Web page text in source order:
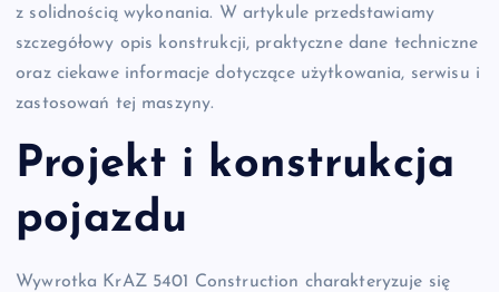
z solidnością wykonania. W artykule przedstawiamy
szczegółowy opis konstrukcji, praktyczne dane techniczne
oraz ciekawe informacje dotyczące użytkowania, serwisu i
zastosowań tej maszyny.
Projekt i konstrukcja
pojazdu
Wywrotka KrAZ 5401 Construction charakteryzuje się